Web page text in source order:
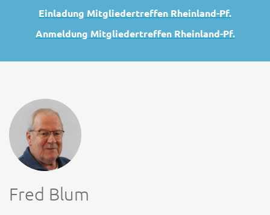
Einladung Mitgliedertreffen Rheinland-Pf.
Anmeldung Mitgliedertreffen Rheinland-Pf.
Fred Blum